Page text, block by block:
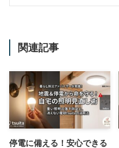
関連記事
停電に備える！安心できる